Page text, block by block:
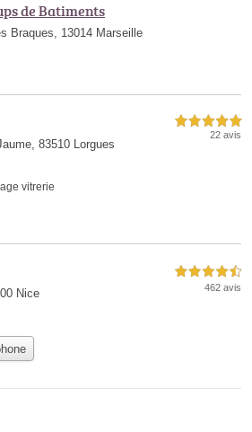
de Batiments
Braques, 13014 Marseille
83510 Lorgues
5,0 étoiles sur 5
22 avis
vitrerie
Nice
4,5 étoiles sur 5
462 avis